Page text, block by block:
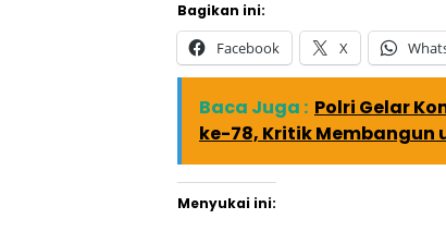
Bagikan ini:
Facebook X
Baca Juga : Polri Gelar
ke-78, Kritik Membangun
Menyukai ini: